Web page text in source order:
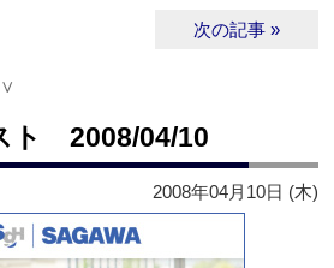
次の記事 »
∨
ト 2008/04/10
2008年04月10日 (木)